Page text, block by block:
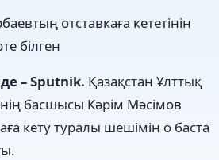
отставкаға кететінін
білген
– Sputnik. Қазақстан Ұлттық
басшысы Кәрім Мәсімов
кету туралы шешімін о баста